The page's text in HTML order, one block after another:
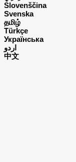
Slovenščina
Svenska
தமிழ்
Türkçe
Українська
اردو
中文